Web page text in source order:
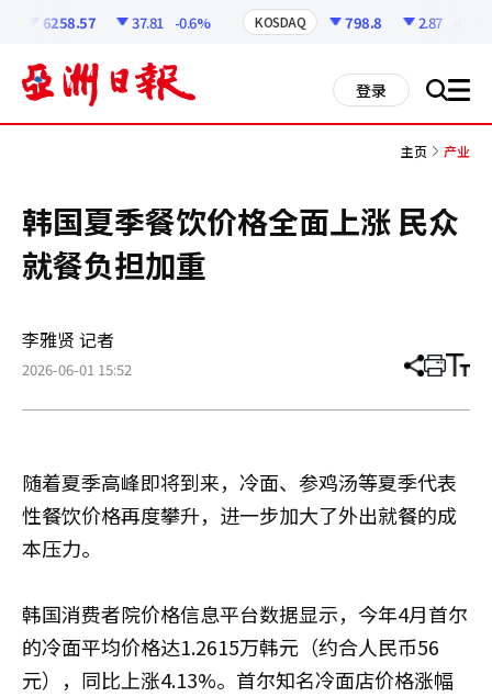
6258.57 37.81 -0.6% KOSDAQ 798.8 2.87 -0.36%
登录 搜 all
主页 产业
韩国夏季餐饮价格全面上涨 民众
就餐负担加重
李雅贤 记者
2026-06-01 15:52 分
章
打 调
小
随着夏季高峰即将到来，冷面、参鸡汤等夏季代表
性餐饮价格再度攀升，进一步加大了外出就餐的成
本压力。
韩国消费者院价格信息平台数据显示，今年4月首尔
的冷面平均价格达1.2615万韩元（约合人民币56
元），同比上涨4.13%。首尔知名冷面店价格涨幅